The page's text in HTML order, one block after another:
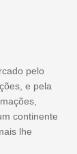
pelo
e pela
continente
lhe